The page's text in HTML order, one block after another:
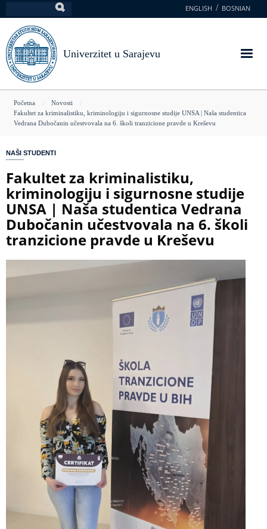
na
glavni
sadržaj
ENGLISH BOSNIAN
Univerzitet u Sarajevu
You
are
Početna
Novosti
Fakultet za kriminalistiku, kriminologiju i sigurnosne studije UNSA | Naša studentica
Vedrana Dubočanin učestvovala na 6. školi tranzicione pravde u Kreševu
NAŠI STUDENTI
Fakultet za kriminalistiku,
kriminologiju i sigurnosne studije
UNSA | Naša studentica Vedrana
Dubočanin učestvovala na 6. školi
tranzicione pravde u Kreševu